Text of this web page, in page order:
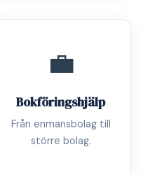
💼
Bokföringshjälp
Från enmansbolag till
större bolag.